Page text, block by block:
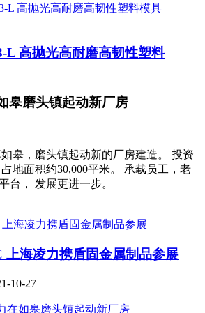
L 高抛光高耐磨高韧性塑料
皋磨头镇起动新厂房
皋，磨头镇起动新的厂房建造。 投资
地面积约30,000平米。 承载员工，老
台， 发展更进一步。
上海凌力携盾固金属制品参展
10-27